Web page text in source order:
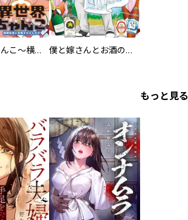
異世界ちゃんこ～横綱目前に召喚されたんだが～ 【連載版】 僕と嫁さんとお酒の関係
もっと見る